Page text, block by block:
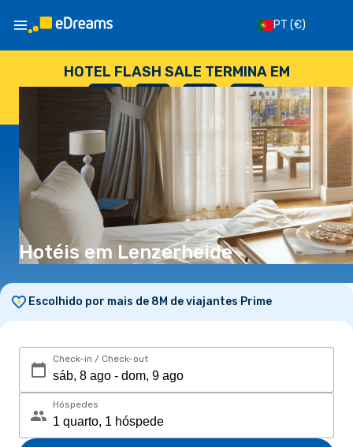
PT (€)
HOTEL FLASH SALE TERMINA EM
--
DIAS
: --
HORAS
: --
SEGUNDOS
Hotéis em Lenzerheide
Escolhido por mais de 8M de viajantes Prime
Check-in / Check-out
Hóspedes